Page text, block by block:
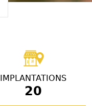
IMPLANTATIONS
20